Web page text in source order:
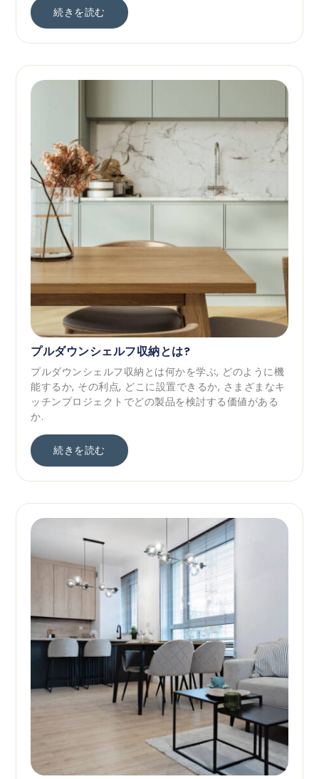
続きを読む
プルダウンシェルフ収納とは?
プルダウンシェルフ収納とは何かを学ぶ, どのように機
能するか, その利点, どこに設置できるか, さまざまなキ
ッチンプロジェクトでどの製品を検討する価値がある
か.
続きを読む